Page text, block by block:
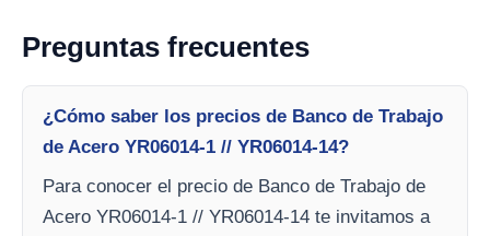
Preguntas frecuentes
¿Cómo saber los precios de Banco de Trabajo
de Acero YR06014-1 // YR06014-14?
Para conocer el precio de Banco de Trabajo de
Acero YR06014-1 // YR06014-14 te invitamos a